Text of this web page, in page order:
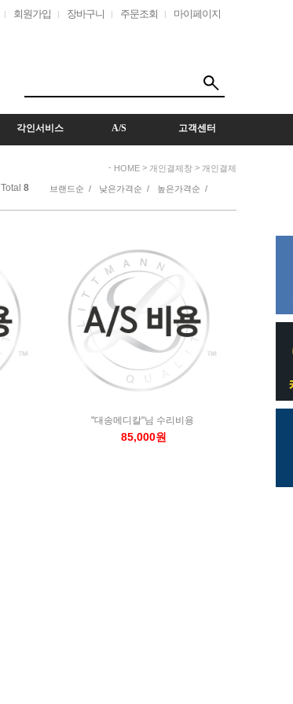
회원가입 장바구니 주문조회 마이페이지
각인서비스 A/S 고객센터
- HOME > 개인결제창 > 개인결제
Total 8 브랜드순 / 낮은가격순 / 높은가격순 /
"대송메디칼"님 수리비용
85,000원